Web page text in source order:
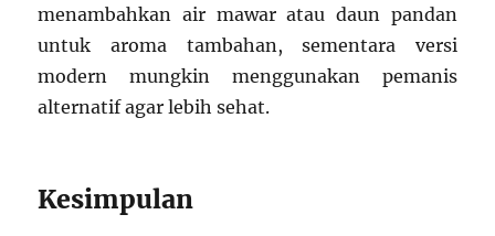
menambahkan air mawar atau daun pandan
untuk aroma tambahan, sementara versi
modern mungkin menggunakan pemanis
alternatif agar lebih sehat.
Kesimpulan